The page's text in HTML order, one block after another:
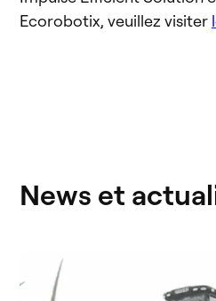
Ecorobotix, veuillez visiter
News et